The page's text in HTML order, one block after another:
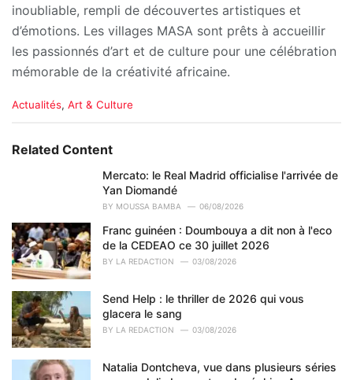
inoubliable, rempli de découvertes artistiques et
d’émotions. Les villages MASA sont prêts à accueillir
les passionnés d’art et de culture pour une célébration
mémorable de la créativité africaine.
C
e
s
:
Actualités, Art & Culture
Related Content
Mercato: le Real Madrid officialise l'arrivée de
Yan Diomandé
BY MOUSSA BAMBA 06/08/2026
Franc guinéen : Doumbouya a dit non à l'eco
de la CEDEAO ce 30 juillet 2026
BY LA REDACTION 03/08/2026
Send Help : le thriller de 2026 qui vous
glacera le sang
BY LA REDACTION 03/08/2026
Natalia Dontcheva, vue dans plusieurs séries